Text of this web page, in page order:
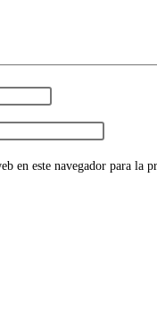
en este navegador para la